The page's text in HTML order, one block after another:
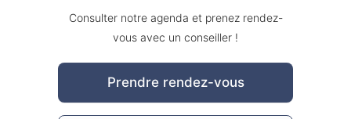
Consulter notre agenda et prenez rendez-
vous avec un conseiller !
Prendre rendez-vous